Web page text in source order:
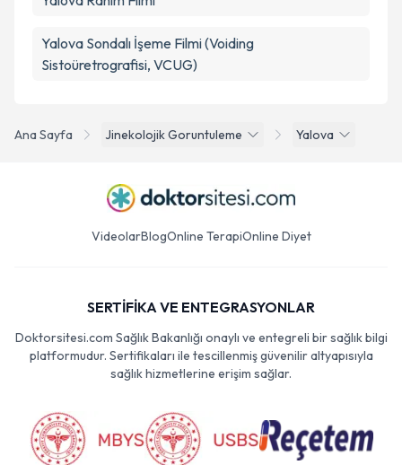
Ana Sayfa Jinekolojik Goruntuleme Yalova
Yalova Sondalı İşeme Filmi (Voiding
Sistoüretrografisi, VCUG)
VideolarBlogOnline TerapiOnline Diyet
SERTİFİKA VE ENTEGRASYONLAR
Doktorsitesi.com Sağlık Bakanlığı onaylı ve entegreli bir sağlık bilgi
platformudur. Sertifikaları ile tescillenmiş güvenilir altyapısıyla
sağlık hizmetlerine erişim sağlar.